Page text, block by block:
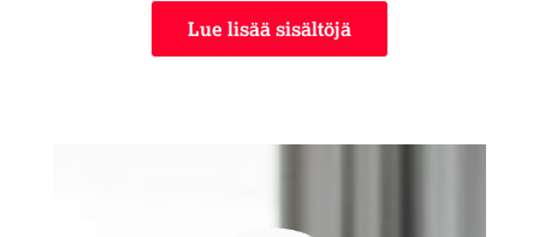
Lue lisää sisältöjä